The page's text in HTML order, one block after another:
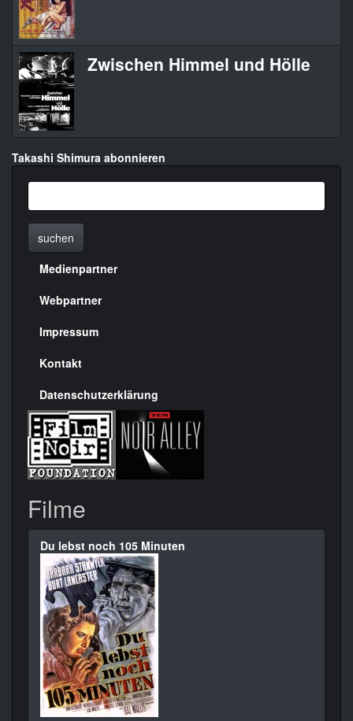
Zwischen Himmel und Hölle
Takashi Shimura abonnieren
suchen
Menülinks
rechte
Seite
Medienpartner
Webpartner
Impressum
Kontakt
Datenschutzerklärung
Filme
Du lebst noch 105 Minuten